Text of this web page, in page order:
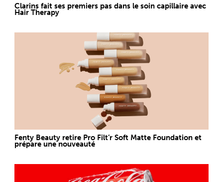
Clarins fait ses premiers pas dans le soin capillaire avec
Hair Therapy
Fenty Beauty retire Pro Filt’r Soft Matte Foundation et
prépare une nouveauté